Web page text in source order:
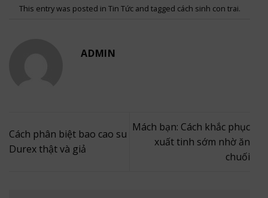
This entry was posted in Tin Tứcand tagged cách sinh con trai.
ADMIN
Cách phân biệt bao cao su
Durex thật và giả
Mách bạn: Cách khắc phục
xuất tinh sớm nhờ ăn
chuối